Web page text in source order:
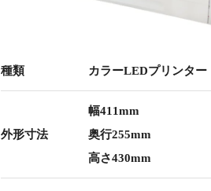
種類 カラーLEDプリンター
外形寸法
幅411mm
奥行255mm
高さ430mm